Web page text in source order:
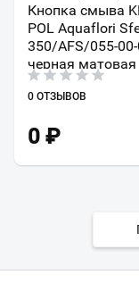
Кнопка смыва
POL Aquaflori
350/AFS/055-
черная матовая
0 ОТЗЫВОВ
0 ₽